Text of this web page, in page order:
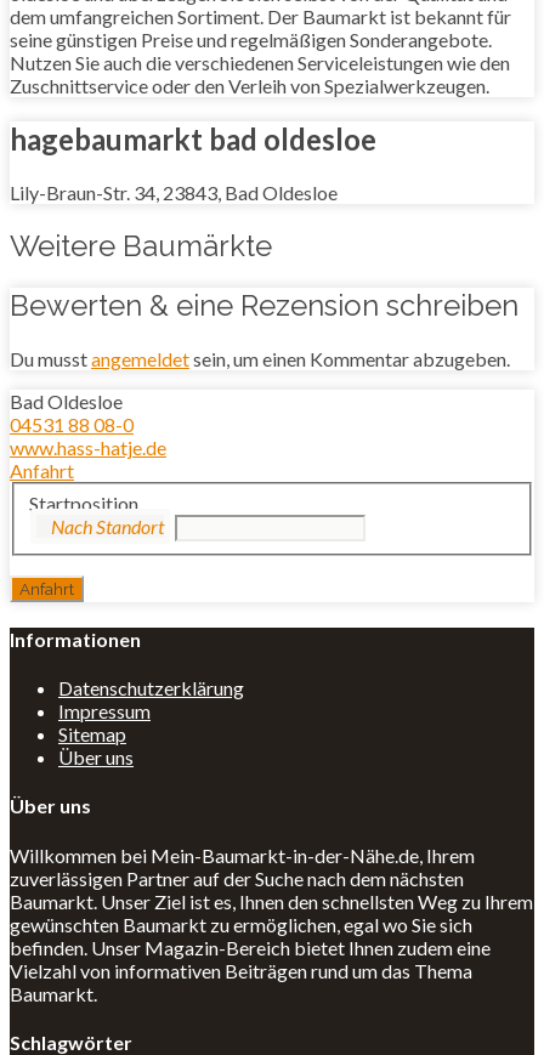
dem umfangreichen Sortiment. Der Baumarkt ist bekannt für
seine günstigen Preise und regelmäßigen Sonderangebote.
Nutzen Sie auch die verschiedenen Serviceleistungen wie den
Zuschnittservice oder den Verleih von Spezialwerkzeugen.
hagebaumarkt bad oldesloe
Lily-Braun-Str. 34, 23843, Bad Oldesloe
Weitere Baumärkte
Bewerten & eine Rezension schreiben
Du musstangemeldetsein, um einen Kommentar abzugeben.
Bad Oldesloe
04531 88 08-0
www.hass-hatje.de
Anfahrt
Startposition
Informationen
Datenschutzerklärung
Impressum
Sitemap
Über uns
Über uns
Willkommen bei Mein-Baumarkt-in-der-Nähe.de, Ihrem
zuverlässigen Partner auf der Suche nach dem nächsten
Baumarkt. Unser Ziel ist es, Ihnen den schnellsten Weg zu Ihrem
gewünschten Baumarkt zu ermöglichen, egal wo Sie sich
befinden. Unser Magazin-Bereich bietet Ihnen zudem eine
Vielzahl von informativen Beiträgen rund um das Thema
Baumarkt.
Schlagwörter